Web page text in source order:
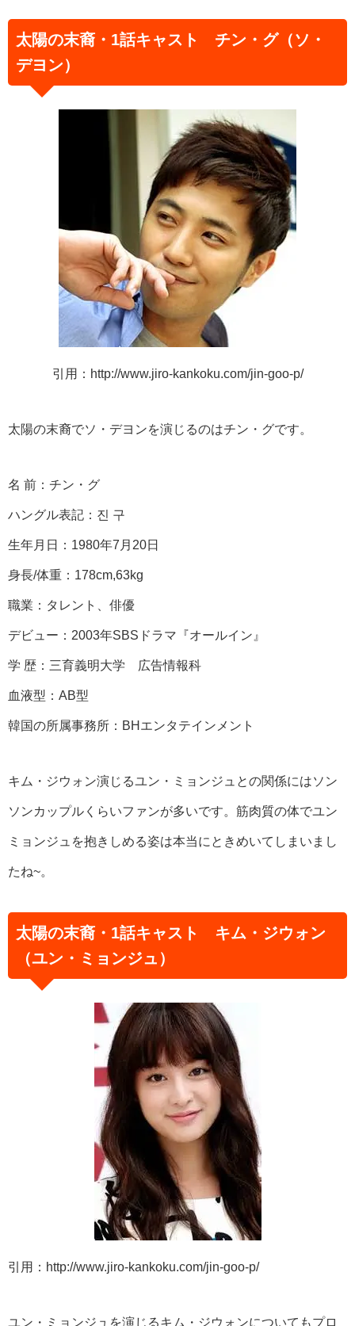
太陽の末裔・1話キャスト チン・グ（ソ・
デヨン）
引用：http://www.jiro-kankoku.com/jin-goo-p/
太陽の末裔でソ・デヨンを演じるのはチン・グです。
名 前：チン・グ
ハングル表記：진 구
生年月日：1980年7月20日
身長/体重：178cm,63kg
職業：タレント、俳優
デビュー：2003年SBSドラマ『オールイン』
学 歴：三育義明大学 広告情報科
血液型：AB型
韓国の所属事務所：BHエンタテインメント
キム・ジウォン演じるユン・ミョンジュとの関係にはソン
ソンカップルくらいファンが多いです。筋肉質の体でユン
ミョンジュを抱きしめる姿は本当にときめいてしまいまし
たね~。
太陽の末裔・1話キャスト キム・ジウォン
（ユン・ミョンジュ）
引用：http://www.jiro-kankoku.com/jin-goo-p/
ユン・ミョンジュを演じるキム・ジウォンについてもプロ